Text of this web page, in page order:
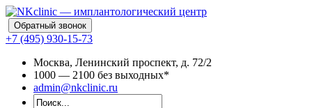
Обратный звонок
+7 (495) 930-15-73
Москва, Ленинский проспект, д. 72/2
1000 — 2100 без выходных*
admin@nkclinic.ru